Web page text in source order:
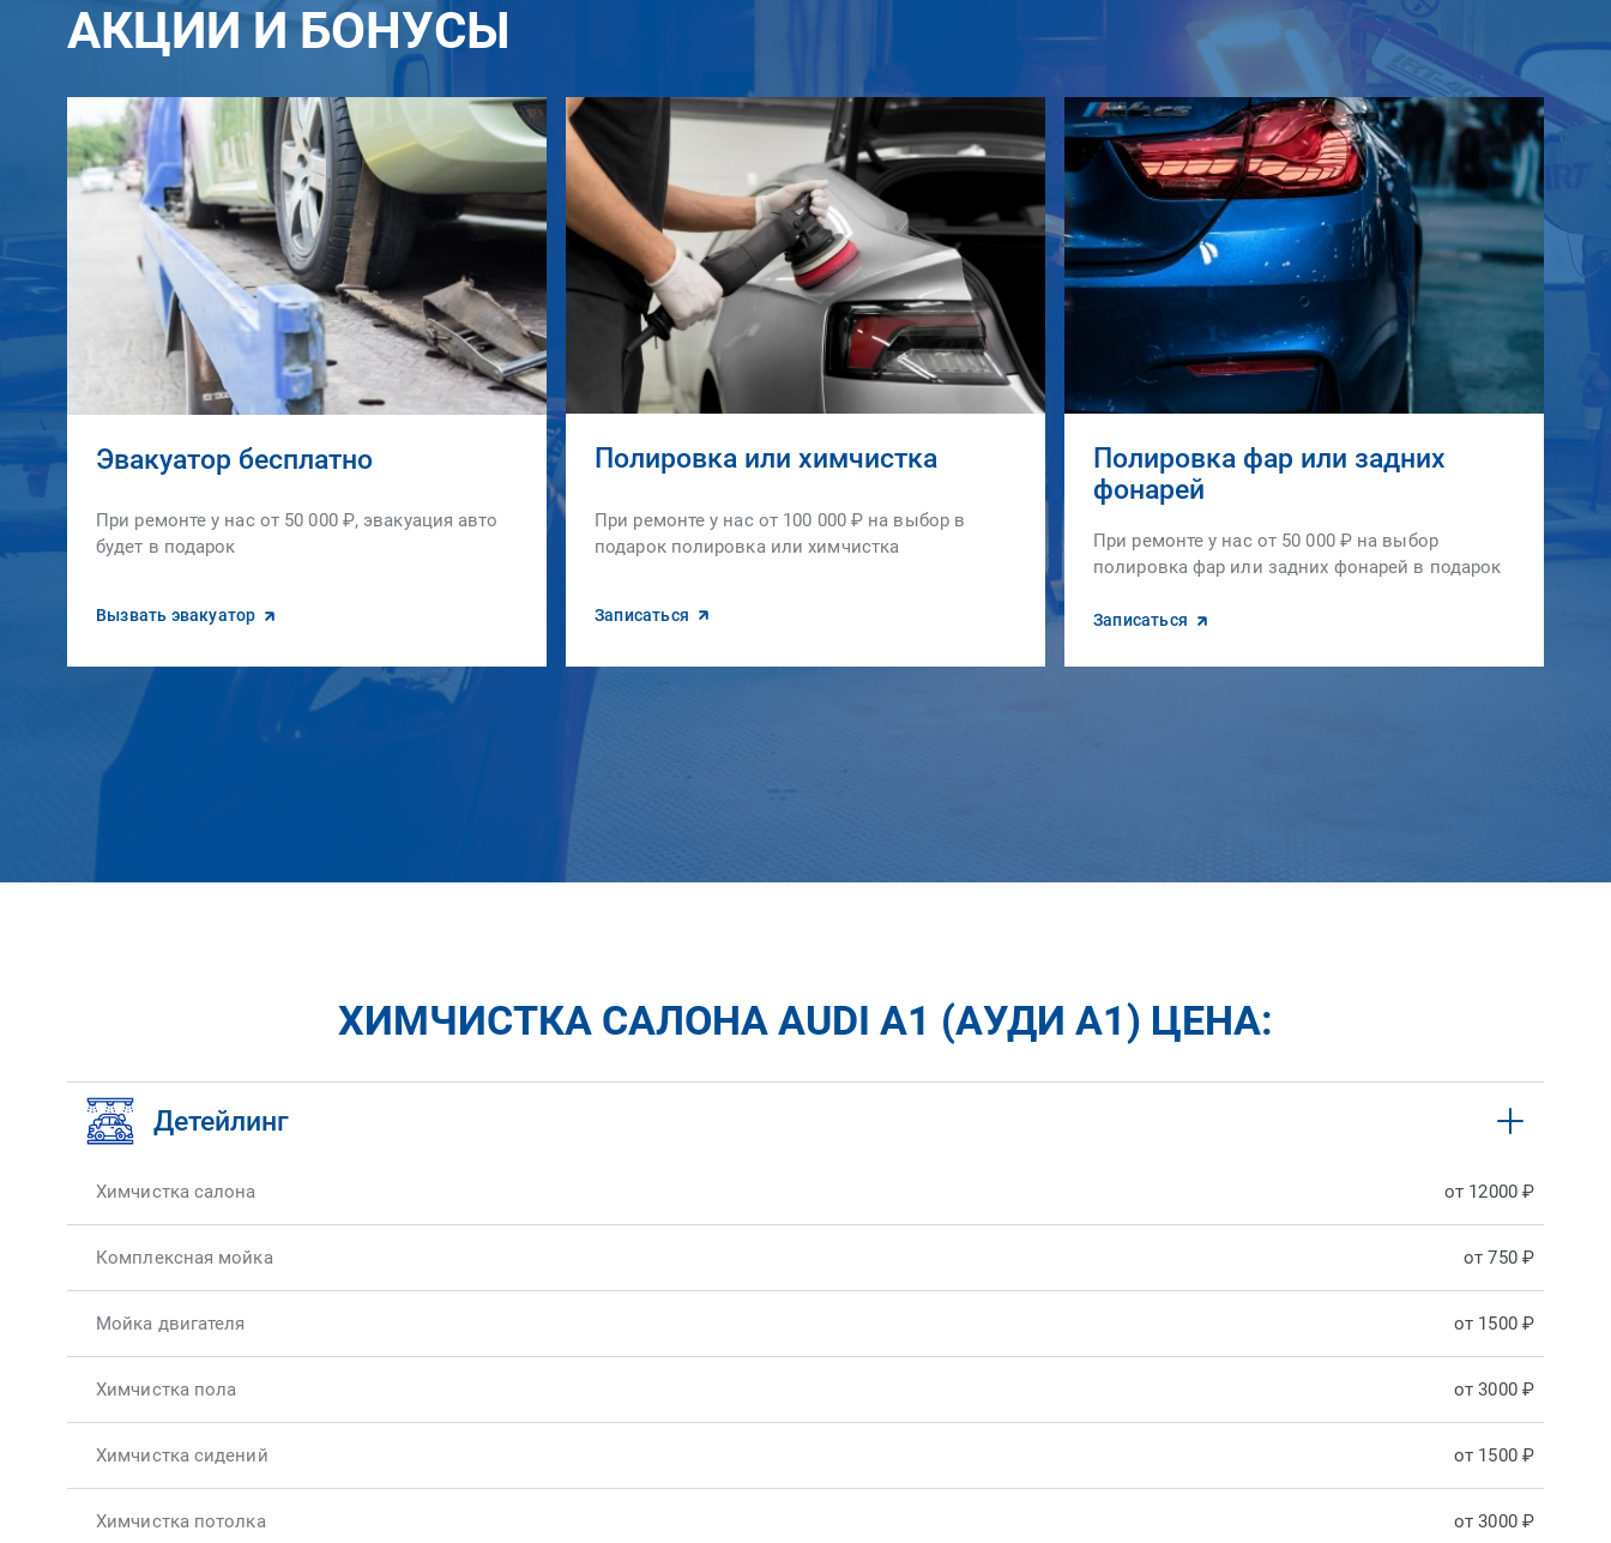
АКЦИИ И БОНУСЫ
Эвакуатор бесплатно
При ремонте у нас от 50 000 ₽, эвакуация авто
будет в подарок
Вызвать эвакуатор
Полировка или химчистка
При ремонте у нас от 100 000 ₽ на выбор в
подарок полировка или химчистка
Записаться
Полировка фар или задних
фонарей
При ремонте у нас от 50 000 ₽ на выбор
полировка фар или задних фонарей в подарок
Записаться
ХИМЧИСТКА САЛОНА AUDI A1 (АУДИ А1) ЦЕНА:
Детейлинг
Химчистка салона от 12000 ₽
Комплексная мойка от 750 ₽
Мойка двигателя от 1500 ₽
Химчистка пола от 3000 ₽
Химчистка сидений от 1500 ₽
Химчистка потолка от 3000 ₽